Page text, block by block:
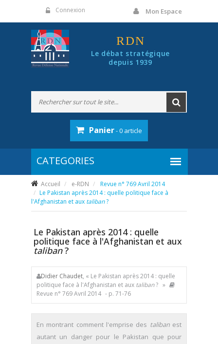
Connexion Mon Espace
RDN
Le débat stratégique
depuis 1939
Panier- 0 article
Accueil e-RDN
Revue n° 769 Avril 2014
Le Pakistan après 2014 : quelle politique face à
l'Afghanistan et aux taliban?
Le Pakistan après 2014 : quelle
politique face à l'Afghanistan et aux
taliban?
Didier Chaudet, « Le Pakistan après 2014 : quelle
politique face à l'Afghanistan et aux taliban? »
Revue n° 769 Avril 2014 - p. 71-76
En montrant comment l'emprise des taliban est
autant un danger pour le Pakistan que pour